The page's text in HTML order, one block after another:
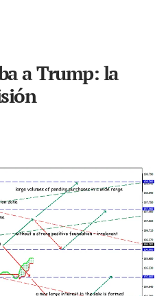
a Trump: la